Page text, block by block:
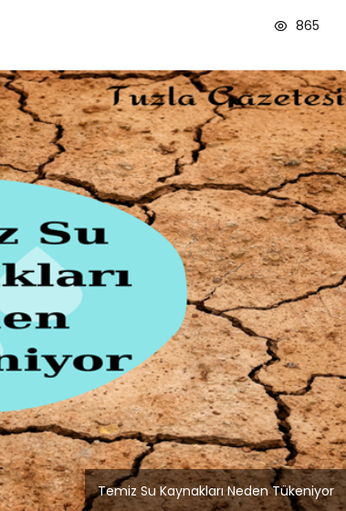
865
Temiz Su Kaynakları Neden Tükeniyor
Blog
İstanbul Anadolu Yakası
Temizlik Hizmetleri